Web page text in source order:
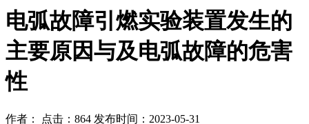
电弧故障引燃实验装置发生的
主要原因与及电弧故障的危害
性
作者： 点击：864 发布时间：2023-05-31